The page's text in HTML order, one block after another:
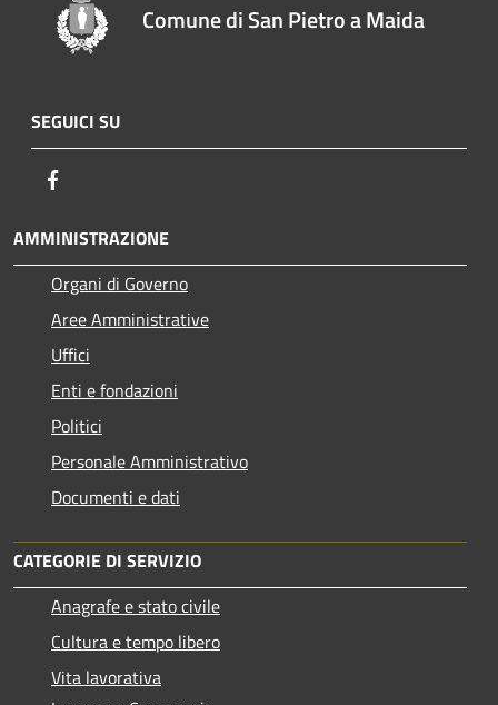
Comune di San Pietro a Maida
SEGUICI SU
AMMINISTRAZIONE
Organi di Governo
Aree Amministrative
Uffici
Enti e fondazioni
Politici
Personale Amministrativo
Documenti e dati
CATEGORIE DI SERVIZIO
Anagrafe e stato civile
Cultura e tempo libero
Vita lavorativa